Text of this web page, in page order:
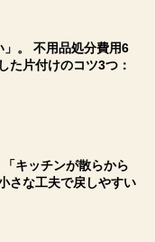
。 不用品処分費用6
た片付けのコツ3つ：
キッチンが散らから
さな工夫で戻しやすい